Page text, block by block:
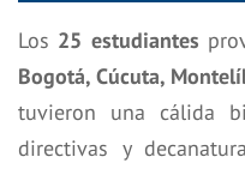
Los 25 estudiantes
Bogotá, Cúcuta,
tuvieron una cálida
directivas y